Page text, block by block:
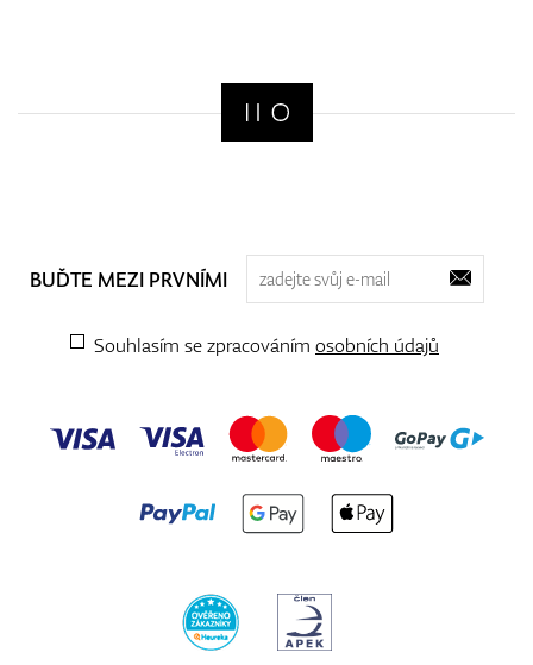
BUĎTE MEZI PRVNÍMI
Souhlasím se zpracováním osobních údajů